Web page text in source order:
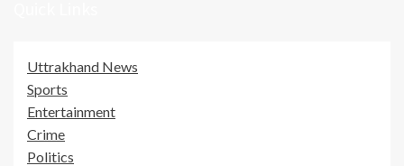
Uttrakhand News
Sports
Entertainment
Crime
Politics